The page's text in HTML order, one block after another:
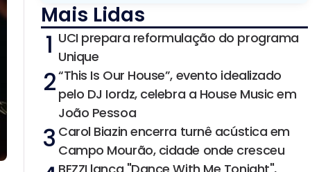
Mais Lidas
1 UCI prepara reformulação do programa
Unique
2“This Is Our House”, evento idealizado
pelo DJ Iordz, celebra a House Music em
João Pessoa
3 Carol Biazin encerra turnê acústica em
Campo Mourão, cidade onde cresceu